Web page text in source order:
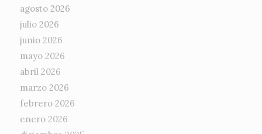
agosto 2026
julio 2026
junio 2026
mayo 2026
abril 2026
marzo 2026
febrero 2026
enero 2026